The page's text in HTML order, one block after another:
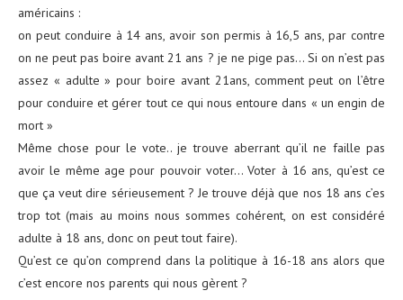
américains :
on peut conduire à 14 ans, avoir son permis à 16,5 ans, par contre
on ne peut pas boire avant 21 ans ? je ne pige pas… Si on n’est pas
assez « adulte » pour boire avant 21ans, comment peut on l’être
pour conduire et gérer tout ce qui nous entoure dans « un engin de
mort »
Même chose pour le vote.. je trouve aberrant qu’il ne faille pas
avoir le même age pour pouvoir voter… Voter à 16 ans, qu’est ce
que ça veut dire sérieusement ? Je trouve déjà que nos 18 ans c’es
trop tot (mais au moins nous sommes cohérent, on est considéré
adulte à 18 ans, donc on peut tout faire).
Qu’est ce qu’on comprend dans la politique à 16-18 ans alors que
c’est encore nos parents qui nous gèrent ?